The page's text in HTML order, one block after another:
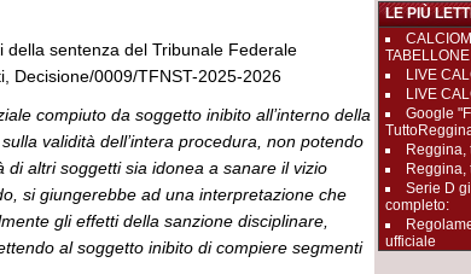
della sentenza del Tribunale Federale
Decisione/0009/TFNST-2025-2026
compiuto da soggetto inibito all’interno della
validità dell’intera procedura, non potendo
di altri soggetti sia idonea a sanare il vizio
si giungerebbe ad una interpretazione che
gli effetti della sanzione disciplinare,
al soggetto inibito di compiere segmenti
LE PIÙ
LIVE
LIVE
Google
Reggina,
Reggina,
Serie D
completo:
ufficiale